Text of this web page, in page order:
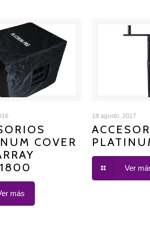
PLATINUM
ARRAY 1500/1800
COVER
más
18 agosto, 2017
Ver